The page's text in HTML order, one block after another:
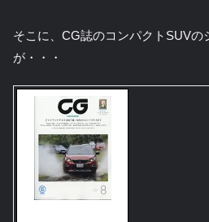
そこに、CG誌のコンパクトSUV
が・・・